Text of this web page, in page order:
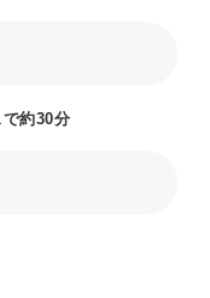
約30分